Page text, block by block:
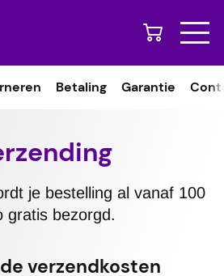
Betaling Garantie
je bestelling al vanaf 100
gratis bezorgd.
verzendkosten